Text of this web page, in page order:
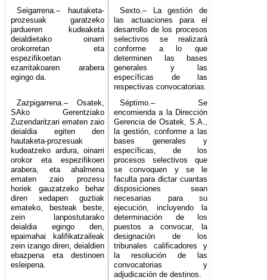
Seigarrena.– hautaketa-
prozesuak garatzeko
jardueren kudeaketa
deialdietako oinarri
orokorretan eta
espezifikoetan
ezarritakoaren arabera
egingo da.
Sexto.– La gestión de
las actuaciones para el
desarrollo de los procesos
selectivos se realizará
conforme a lo que
determinen las bases
generales y las
específicas de las
respectivas convocatorias.
Zazpigarrena.– Osatek,
SAko Gerentziako
Zuzendaritzari ematen zaio
deialdia egiten den
hautaketa-prozesuak
kudeatzeko ardura, oinarri
orokor eta espezifikoen
arabera, eta ahalmena
ematen zaio prozesu
horiek gauzatzeko behar
diren xedapen guztiak
emateko, besteak beste,
zein lanpostutarako
deialdia egingo den,
epaimahai kalifikatzaileak
zein izango diren, deialdien
ebazpena eta destinoen
esleipena.
Séptimo.– Se
encomienda a la Dirección
Gerencia de Osatek, S.A.,
la gestión, conforme a las
bases generales y
específicas, de los
procesos selectivos que
se convoquen y se le
faculta para dictar cuantas
disposiciones sean
necesarias para su
ejecución, incluyendo la
determinación de los
puestos a convocar, la
designación de los
tribunales calificadores y
la resolución de las
convocatorias y
adjudicación de destinos.